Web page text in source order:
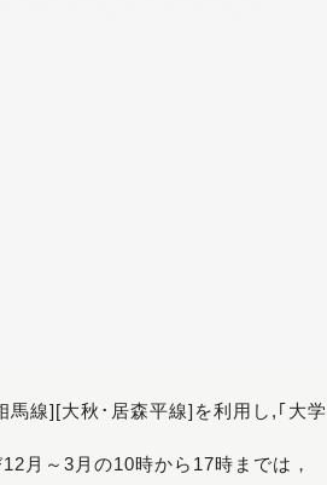
線][大秋･居森平線]を利用し,｢大学
月～3月の10時から17時までは，